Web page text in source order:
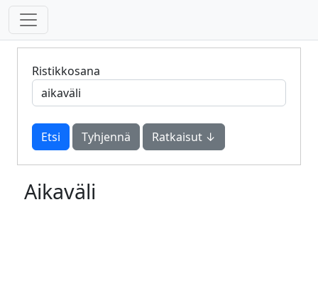
Ristikkosana
Tyhjennä Ratkaisut ↓
Aikaväli